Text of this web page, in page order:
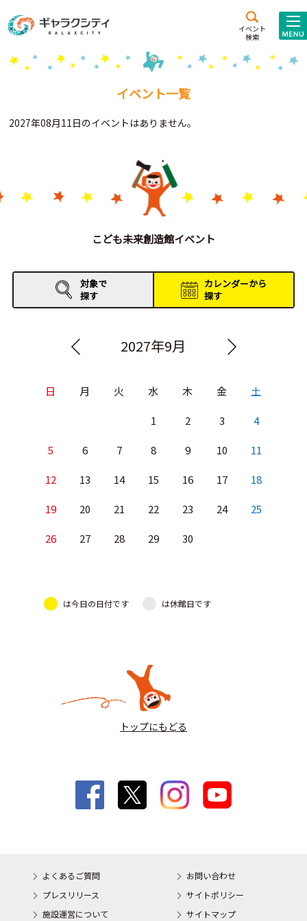
イベント
検索
施設案内
こども
西新井
施設･
Gがくえん
お知らせ
イベントレポート
イベント一覧
2027年08月11日のイベントはありません。
こども未来創造館イベント
対象で
探す
カレンダーから
探す
2027年9月
日 月 火 水 木 金 土
1 2 3 4
5 6 7 8 9 10 11
12 13 14 15 16 17 18
19 20 21 22 23 24 25
26 27 28 29 30
は今日の日付です は休館日です
トップにもどる
よくあるご質問
お問い合わせ
プレスリリース
サイトポリシー
施設運営について
サイトマップ